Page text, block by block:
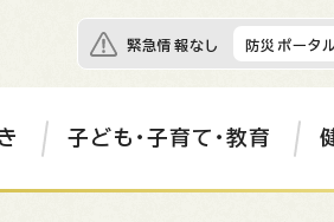
緊急情報なし 防災ポータ
子ども・子育て・教育